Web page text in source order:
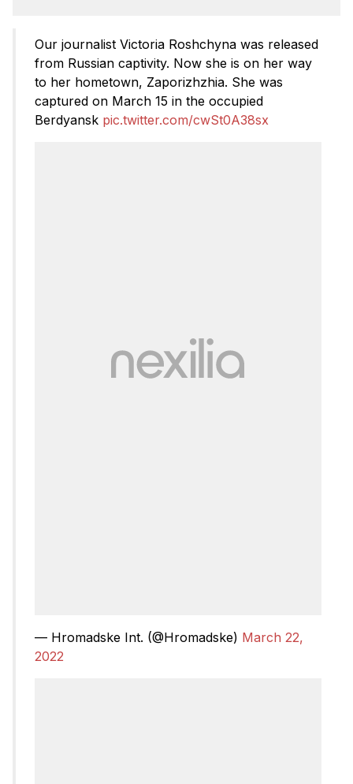
Our journalist Victoria Roshchyna was released
from Russian captivity. Now she is on her way
to her hometown, Zaporizhzhia. She was
captured on March 15 in the occupied
Berdyansk pic.twitter.com/cwSt0A38sx
— Hromadske Int. (@Hromadske) March 22,
2022